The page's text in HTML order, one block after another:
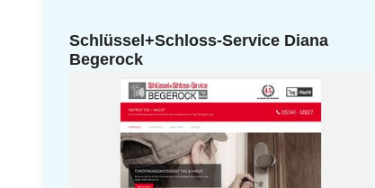
Schlüssel+Schloss-Service Diana
Begerock